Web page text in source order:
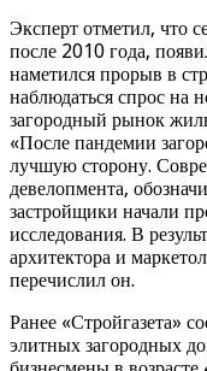
Эксперт отметил, что
после 2010 года,
наметился прорыв в
наблюдаться спрос на
загородный рынок
«После пандемии
лучшую сторону.
девелопмента,
застройщики начали
исследования. В
архитектора и
перечислил он.
Ранее «Стройгазета»
элитных загородных